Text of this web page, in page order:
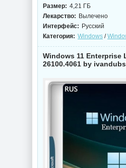
Размер: 4,21 ГБ
Лекарство: Вылечено
Интерфейс: Русский
Категория: Windows /
Windows 11 Enterprise
26100.4061 by